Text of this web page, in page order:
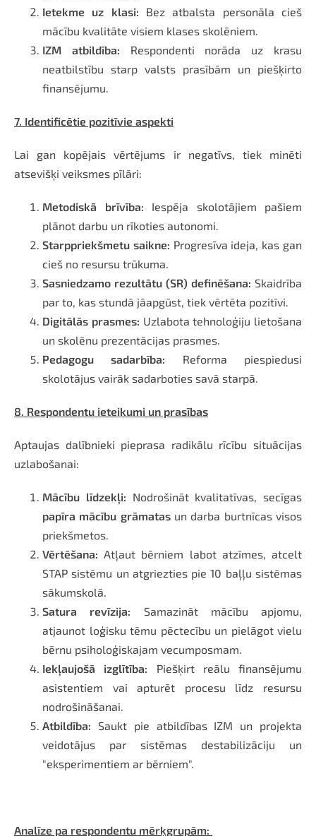
Ietekme uz klasi: Bez atbalsta personāla cieš
mācību kvalitāte visiem klases skolēniem.
IZM atbildība: Respondenti norāda uz krasu
neatbilstību starp valsts prasībām un piešķirto
finansējumu.
7. Identificētie pozitīvie aspekti
Lai gan kopējais vērtējums ir negatīvs, tiek minēti
atsevišķi veiksmes pīlāri:
Metodiskā brīvība: Iespēja skolotājiem pašiem
plānot darbu un rīkoties autonomi.
Starppriekšmetu saikne: Progresīva ideja, kas gan
cieš no resursu trūkuma.
Sasniedzamo rezultātu (SR) definēšana: Skaidrība
par to, kas stundā jāapgūst, tiek vērtēta pozitīvi.
Digitālās prasmes: Uzlabota tehnoloģiju lietošana
un skolēnu prezentācijas prasmes.
Pedagogu sadarbība: Reforma piespiedusi
skolotājus vairāk sadarboties savā starpā.
8. Respondentu ieteikumi un prasības
Aptaujas dalībnieki pieprasa radikālu rīcību situācijas
uzlabošanai:
Mācību līdzekļi: Nodrošināt kvalitatīvas, secīgas
papīra mācību grāmatasun darba burtnīcas visos
priekšmetos.
Vērtēšana: Atļaut bērniem labot atzīmes, atcelt
STAP sistēmu un atgriezties pie 10 baļļu sistēmas
sākumskolā.
Satura revīzija: Samazināt mācību apjomu,
atjaunot loģisku tēmu pēctecību un pielāgot vielu
bērnu psiholoģiskajam vecumposmam.
Iekļaujošā izglītība: Piešķirt reālu finansējumu
asistentiem vai apturēt procesu līdz resursu
nodrošināšanai.
Atbildība: Saukt pie atbildības IZM un projekta
veidotājus par sistēmas destabilizāciju un
"eksperimentiem ar bērniem".
Analīze pa respondentu mērķgrupām: